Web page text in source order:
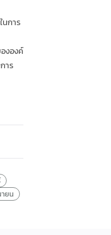
การ
งองค์
าร
ยน